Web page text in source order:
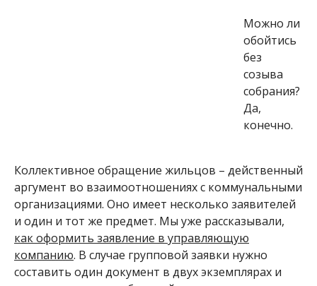
Можно ли
обойтись
без
созыва
собрания?
Да,
конечно.
Коллективное обращение жильцов – действенный
аргумент во взаимоотношениях с коммунальными
организациями. Оно имеет несколько заявителей
и один и тот же предмет. Мы уже рассказывали,
как оформить заявление в управляющую
компанию. В случае групповой заявки нужно
составить один документ в двух экземплярах и